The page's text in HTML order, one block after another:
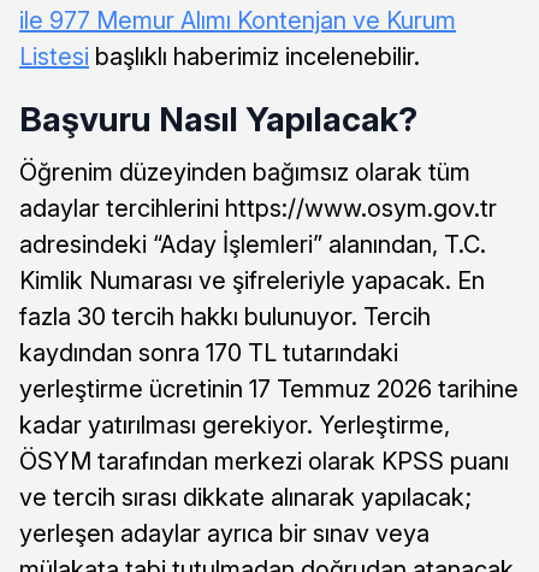
ile 977 Memur Alımı Kontenjan ve Kurum
Listesi başlıklı haberimiz incelenebilir.
Başvuru Nasıl Yapılacak?
Öğrenim düzeyinden bağımsız olarak tüm
adaylar tercihlerini https://www.osym.gov.tr
adresindeki “Aday İşlemleri” alanından, T.C.
Kimlik Numarası ve şifreleriyle yapacak. En
fazla 30 tercih hakkı bulunuyor. Tercih
kaydından sonra 170 TL tutarındaki
yerleştirme ücretinin 17 Temmuz 2026 tarihine
kadar yatırılması gerekiyor. Yerleştirme,
ÖSYM tarafından merkezi olarak KPSS puanı
ve tercih sırası dikkate alınarak yapılacak;
yerleşen adaylar ayrıca bir sınav veya